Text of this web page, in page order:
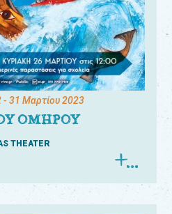
- 31 Μαρτίου 2023
ΟΜΗΡΟΥ
THEATER